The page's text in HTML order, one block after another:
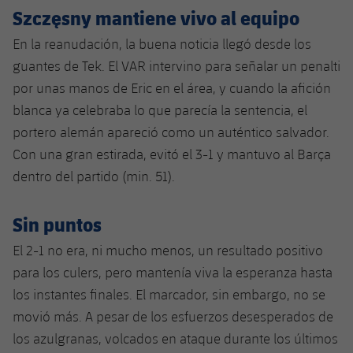
Szczęsny mantiene vivo al equipo
En la reanudación, la buena noticia llegó desde los
guantes de Tek. El VAR intervino para señalar un penalti
por unas manos de Eric en el área, y cuando la afición
blanca ya celebraba lo que parecía la sentencia, el
portero alemán apareció como un auténtico salvador.
Con una gran estirada, evitó el 3-1 y mantuvo al Barça
dentro del partido (min. 51).
Sin puntos
El 2-1 no era, ni mucho menos, un resultado positivo
para los culers, pero mantenía viva la esperanza hasta
los instantes finales. El marcador, sin embargo, no se
movió más. A pesar de los esfuerzos desesperados de
los azulgranas, volcados en ataque durante los últimos